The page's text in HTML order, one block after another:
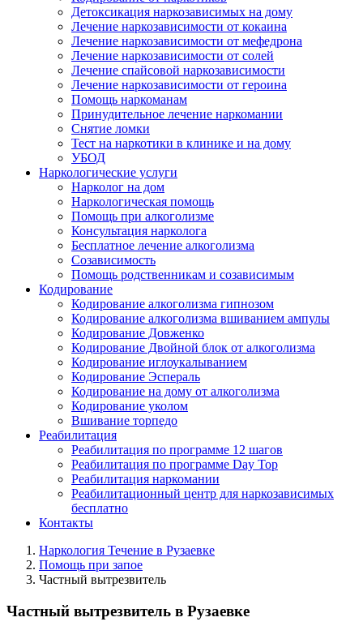
Детоксикация наркозависимых на дому
Лечение наркозависимости от кокаина
Лечение наркозависимости от мефедрона
Лечение наркозависимости от солей
Лечение спайсовой наркозависимости
Лечение наркозависимости от героина
Помощь наркоманам
Принудительное лечение наркомании
Снятие ломки
Тест на наркотики в клинике и на дому
УБОД
Наркологические услуги
Нарколог на дом
Наркологическая помощь
Помощь при алкоголизме
Консультация нарколога
Бесплатное лечение алкоголизма
Созависимость
Помощь родственникам и созависимым
Кодирование
Кодирование алкоголизма гипнозом
Кодирование алкоголизма вшиванием ампулы
Кодирование Довженко
Кодирование Двойной блок от алкоголизма
Кодирование иглоукалыванием
Кодирование Эспераль
Кодирование на дому от алкоголизма
Кодирование уколом
Вшивание торпедо
Реабилитация
Реабилитация по программе 12 шагов
Реабилитация по программе Day Top
Реабилитация наркомании
Реабилитационный центр для наркозависимых
бесплатно
Контакты
Наркология Течение в Рузаевке
Помощь при запое
Частный вытрезвитель
Частный вытрезвитель в Рузаевке